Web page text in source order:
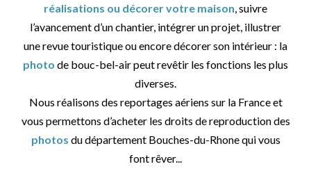
réalisations ou décorer votre maison, suivre
l’avancement d’un chantier, intégrer un projet, illustrer
une revue touristique ou encore décorer son intérieur : la
photo de bouc-bel-air peut revêtir les fonctions les plus
diverses.
Nous réalisons des reportages aériens sur la France et
vous permettons d’acheter les droits de reproduction des
photos du département Bouches-du-Rhone qui vous
font rêver...